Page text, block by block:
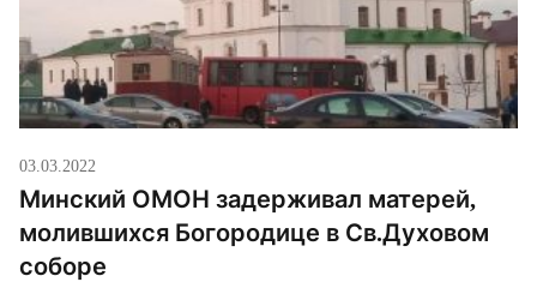
03.03.2022
Минский ОМОН задерживал матерей,
молившихся Богородице в Св.Духовом
соборе